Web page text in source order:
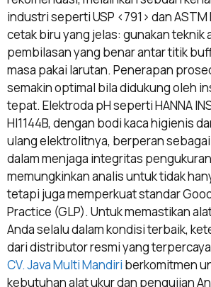
industri seperti USP <791> dan
cetak biru yang jelas: gunakan teknik
pembilasan yang benar antar titik
masa pakai larutan. Penerapan
semakin optimal bila didukung oleh
tepat. Elektroda pH seperti HANNA
HI1144B, dengan bodi kaca higienis
ulang elektrolitnya, berperan
dalam menjaga integritas
memungkinkan analis untuk tidak
tetapi juga memperkuat standar
Practice (GLP). Untuk memastikan
Anda selalu dalam kondisi terbaik,
dari distributor resmi yang
CV. Java Multi Mandiri berkomitmen
kebutuhan alat ukur dan pengujian